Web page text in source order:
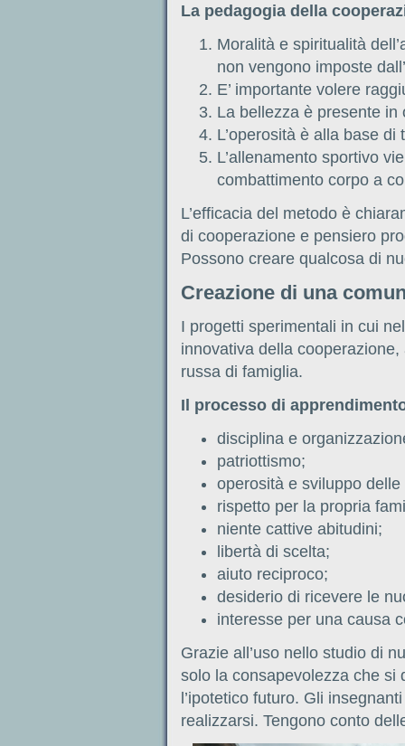
La pedagogia della
Moralità e spiritualità
non vengono imposte
E’ importante volere
La bellezza è presente in
L’operosità è alla base di
L’allenamento sportivo
combattimento corpo a
L’efficacia del metodo è
di cooperazione e pensiero
Possono creare qualcosa di
Creazione di una
I progetti sperimentali in cui
innovativa della
russa di famiglia.
Il processo di
disciplina e
patriottismo;
operosità e sviluppo
rispetto per la propria
niente cattive abitudini;
libertà di scelta;
aiuto reciproco;
desiderio di ricevere le
interesse per una causa
Grazie all’uso nello studio di
solo la consapevolezza che si
l’ipotetico futuro. Gli
realizzarsi. Tengono conto